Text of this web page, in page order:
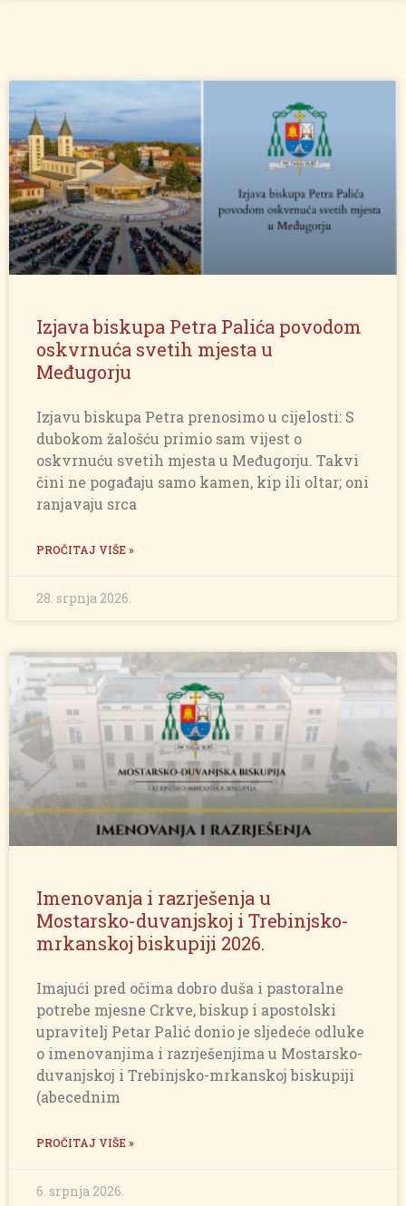
Izjava biskupa Petra Palića povodom
oskvrnuća svetih mjesta u
Međugorju
Izjavu biskupa Petra prenosimo u cijelosti: S
dubokom žalošću primio sam vijest o
oskvrnuću svetih mjesta u Međugorju. Takvi
čini ne pogađaju samo kamen, kip ili oltar; oni
ranjavaju srca
PROČITAJ VIŠE »
28. srpnja 2026.
Imenovanja i razrješenja u
Mostarsko-duvanjskoj i Trebinjsko-
mrkanskoj biskupiji 2026.
Imajući pred očima dobro duša i pastoralne
potrebe mjesne Crkve, biskup i apostolski
upravitelj Petar Palić donio je sljedeće odluke
o imenovanjima i razrješenjima u Mostarsko-
duvanjskoj i Trebinjsko-mrkanskoj biskupiji
(abecednim
PROČITAJ VIŠE »
6. srpnja 2026.